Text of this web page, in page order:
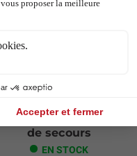
Pochette de
rangement pour sacs
de secours
EN STOCK